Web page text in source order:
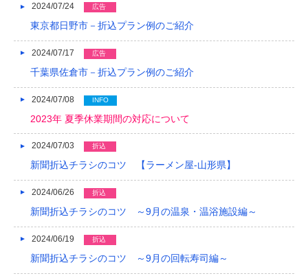
2024/07/24 広告
東京都日野市－折込プラン例のご紹介
2024/07/17 広告
千葉県佐倉市－折込プラン例のご紹介
2024/07/08 INFO
2023年 夏季休業期間の対応について
2024/07/03 折込
新聞折込チラシのコツ 【ラーメン屋-山形県】
2024/06/26 折込
新聞折込チラシのコツ ～9月の温泉・温浴施設編～
2024/06/19 折込
新聞折込チラシのコツ ～9月の回転寿司編～